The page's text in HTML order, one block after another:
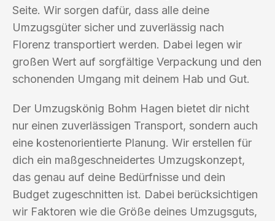
Seite. Wir sorgen dafür, dass alle deine
Umzugsgüter sicher und zuverlässig nach
Florenz transportiert werden. Dabei legen wir
großen Wert auf sorgfältige Verpackung und den
schonenden Umgang mit deinem Hab und Gut.
Der Umzugskönig Bohm Hagen bietet dir nicht
nur einen zuverlässigen Transport, sondern auch
eine kostenorientierte Planung. Wir erstellen für
dich ein maßgeschneidertes Umzugskonzept,
das genau auf deine Bedürfnisse und dein
Budget zugeschnitten ist. Dabei berücksichtigen
wir Faktoren wie die Größe deines Umzugsguts,